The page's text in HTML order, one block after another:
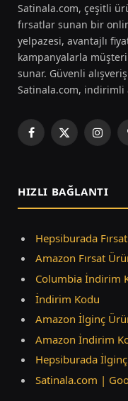
Satinala.com, çeşitli
fırsatlar sunan bir
yelpazesi, avantajlı
kampanyalarla
sunar. Güvenli
Satinala.com, indirimli
Facebook
X
HIZLI BAĞLANTI
Hepsiburada
Amazon Fırsat
Columbia İndirim
İndirim Kodu
Amazon İlginç
Amazon İndirim
Hepsiburada
Satinala.com |